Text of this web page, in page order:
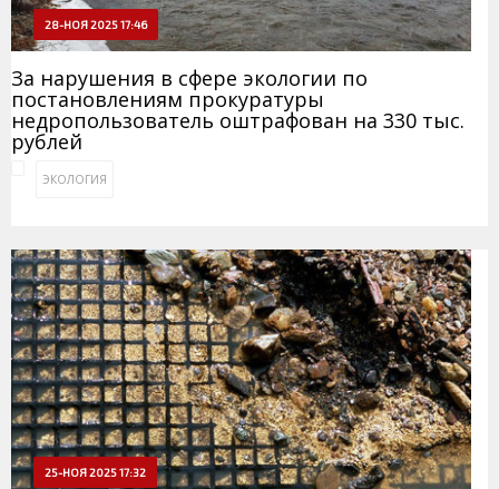
28-НОЯ 2025 17:46
За нарушения в сфере экологии по
постановлениям прокуратуры
недропользователь оштрафован на 330 тыс.
рублей
ЭКОЛОГИЯ
25-НОЯ 2025 17:32